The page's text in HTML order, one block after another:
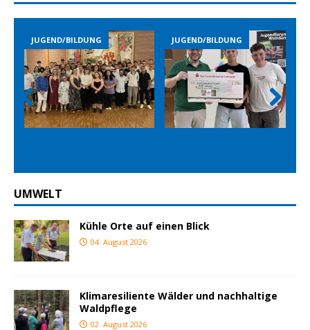
JUGEND/BILDUNG JUGEND/BILDUNG
Prev
ious
Nex
t
UMWELT
Kühle Orte auf einen Blick
04. August 2026
Klimaresiliente Wälder und nachhaltige
Waldpflege
02. August 2026